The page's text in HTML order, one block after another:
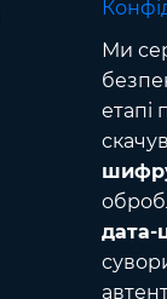
Ми
етапі
дата-